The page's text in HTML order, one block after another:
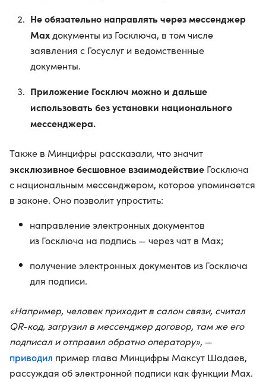
Не обязательно направлять через мессенджер
Max документы из Госключа, в том числе
заявления с Госуслуг и ведомственные
документы.
Приложение Госключ можно и дальше
использовать без установки национального
мессенджера.
Также в Минцифры рассказали, что значит
эксклюзивное бесшовное взаимодействие Госключа
с национальным мессенджером, которое упоминается
в законе. Оно позволит упростить:
направление электронных документов
из Госключа на подпись — через чат в Max;
получение электронных документов из Госключа
для подписи.
«Например, человек приходит в салон связи, считал
QR-код, загрузил в мессенджер договор, там же его
подписал и отправил обратно оператору», —
приводил пример глава Минцифры Максут Шадаев,
рассуждая об электронной подписи как функции Max.